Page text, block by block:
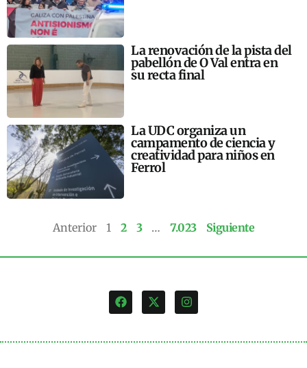
La renovación de la pista del
pabellón de O Val entra en
su recta final
La UDC organiza un
campamento de ciencia y
creatividad para niños en
Ferrol
Anterior 1 2 3 … 7.023 Siguiente